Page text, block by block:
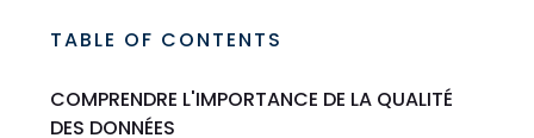
TABLE OF CONTENTS
COMPRENDRE L'IMPORTANCE DE LA QUALITÉ
DES DONNÉES